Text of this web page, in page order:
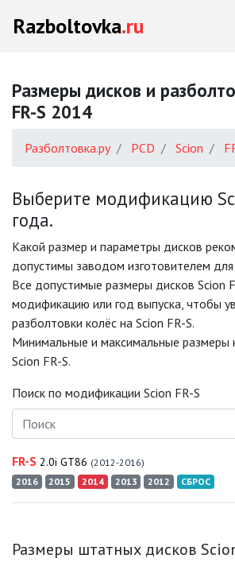
Razboltovka.ru
Размеры дисков и
FR-S 2014
Разболтовка.ру PCD Scion
Выберите модификацию
года.
Какой размер и параметры дисков
допустимы заводом изготовителем для
Все допустимые размеры дисков Scion
модификацию или год выпуска, чтобы
разболтовки колёс на Scion FR-S.
Минимальные и максимальные размеры
Scion FR-S.
Поиск по модификации Scion FR-S
FR-S 2.0i GT86 (2012-2016)
2016
2015 2014 2013 2012 СБРОС
Размеры штатных дисков